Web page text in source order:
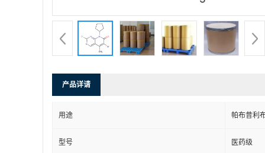
产品详请
用途 帕布昔利
型号 医药级